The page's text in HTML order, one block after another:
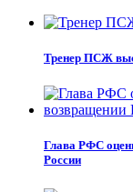
Тренер ПСЖ
Глава РФС
России